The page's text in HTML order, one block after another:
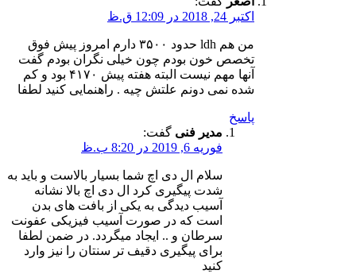
اکتبر 24, 2018 در 12:09 ق.ظ
من هم ldh حدود ۳۵۰۰ دارم امروز پیش فوق
تخصص خون بودم چون خیلی نگران بودم گفت
آنها مهم نیست البته هفته پیش ۴۱۷۰ بود و کم
شده نمی دونم علتش چیه . راهنمایی کنید لطفا
پاسخ
مدیر فنی گفت:
فوریه 6, 2019 در 8:20 ب.ظ
سلام ال دی اچ شما بسیار بالاست و باید به
شدت پیگیری کرد ال دی اچ بالا نشانه
آسیب دیدگی به یکی از بافت های بدن
است که در صورت آسیب فیزیکی عفونت
سرطان و .. ایجاد میگردد. در ضمن لطفا
برای پیگیری دقیف تر سنتان را نیز وارد
کنید